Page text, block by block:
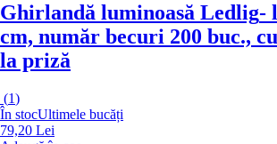
Ghirlandă luminoasă Ledlig-
cm, număr becuri 200 buc.,
la priză
(1)
În stocUltimele bucăți
79,20 Lei